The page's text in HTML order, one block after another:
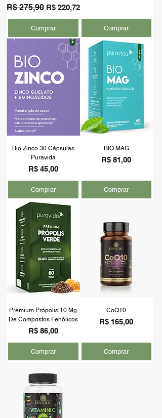
Preço normal
R$ 275,90 Preço promocional
R$ 220,72
Comprar Comprar
Bio Zinco 30 Cápsulas
Puravida
Preço
R$ 45,00
Comprar
BIO MAG
Preço
R$ 81,00
Comprar
Premium Própolis 10 Mg
De Compostos Fenólicos
Preço
R$ 86,00
Comprar
CoQ10
Preço
R$ 165,00
Comprar